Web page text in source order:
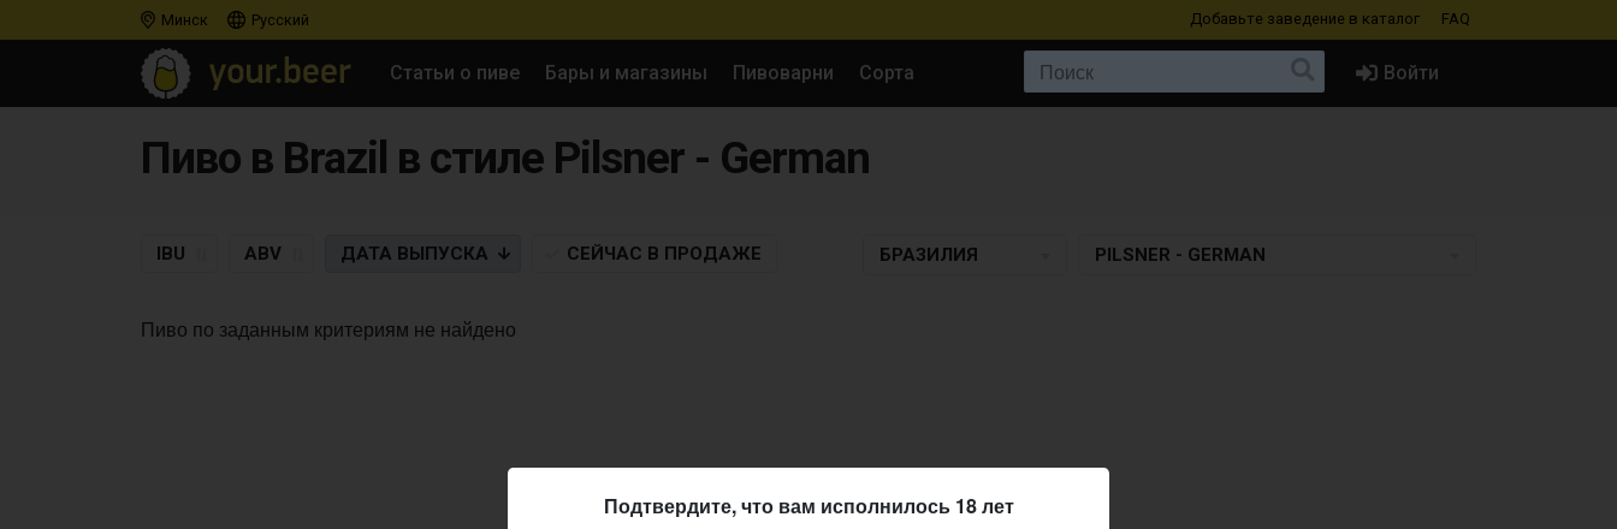
Минск Русский Добавьте заведение в каталог FAQ
Статьи о пиве Бары и магазины Пивоварни Сорта Войти
Пиво в Brazil в стиле Pilsner - German
IBU ABV ДАТА ВЫПУСКА СЕЙЧАС В ПРОДАЖЕ БРАЗИЛИЯ PILSNER - GERMAN
Пиво по заданным критериям не найдено
Подтвердите, что вам исполнилось 18 лет